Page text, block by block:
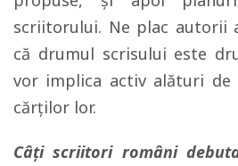
scriitorului. Ne plac autorii
că drumul scrisului este
vor implica activ alături de
cărţilor lor.
Câți scriitori români